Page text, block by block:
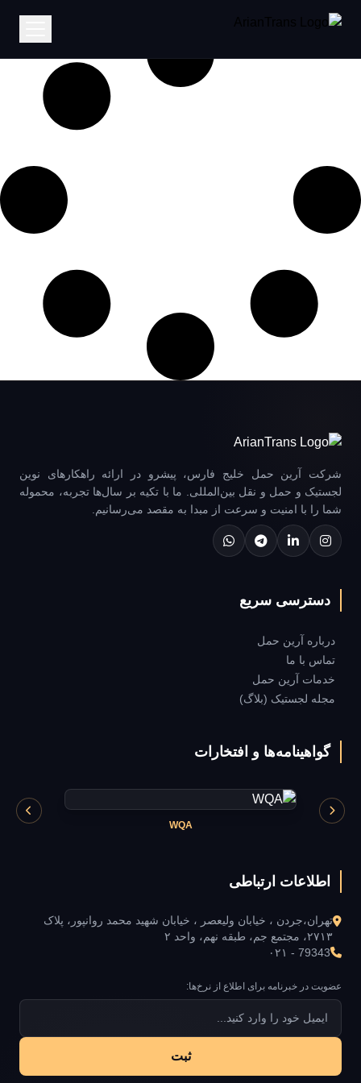
شرکت آرین حمل خلیج فارس، پیشرو در ارائه راهکارهای نوین
لجستیک و حمل و نقل بین‌المللی. ما با تکیه بر سال‌ها تجربه، محموله
شما را با امنیت و سرعت از مبدا به مقصد می‌رسانیم.
دسترسی سریع
درباره آرین حمل
تماس با ما
خدمات آرین حمل
مجله لجستیک (بلاگ)
گواهینامه‌ها و افتخارات
WQA
اطلاعات ارتباطی
تهران،جردن ، خیابان ولیعصر ، خیابان شهید محمد روانپور، پلاک
۲۷۱۳، مجتمع جم، طبقه نهم، واحد ۲
۰۲۱ - 79343
عضویت در خبرنامه برای اطلاع از نرخ‌ها:
ثبت